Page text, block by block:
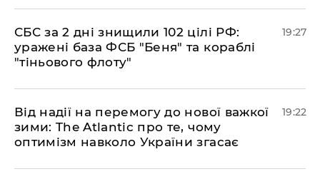
​СБС за 2 дні знищили 102 цілі РФ:
уражені база ФСБ "Беня" та кораблі
"тіньового флоту"
19:27
​Від надії на перемогу до нової важкої
зими: The Atlantic про те, чому
оптимізм навколо України згасає
19:22